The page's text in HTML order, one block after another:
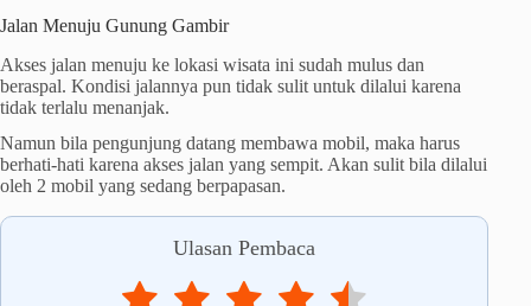
Jalan Menuju Gunung Gambir
Akses jalan menuju ke lokasi wisata ini sudah mulus dan
beraspal. Kondisi jalannya pun tidak sulit untuk dilalui karena
tidak terlalu menanjak.
Namun bila pengunjung datang membawa mobil, maka harus
berhati-hati karena akses jalan yang sempit. Akan sulit bila dilalui
oleh 2 mobil yang sedang berpapasan.
Ulasan Pembaca